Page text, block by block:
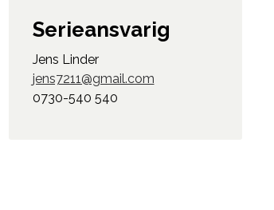
Serieansvarig
Jens Linder
jens7211@gmail.com
0730-540 540